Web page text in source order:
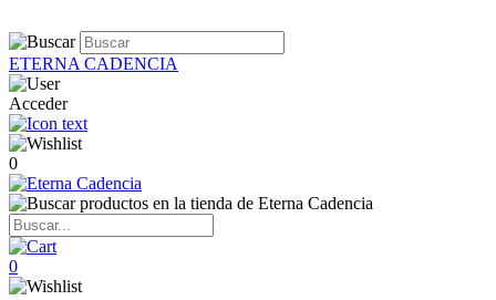
ETERNA CADENCIA
Acceder
0
0